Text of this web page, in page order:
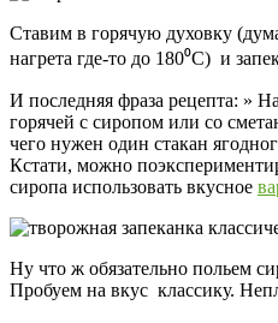
Ставим в горячую духовку
нагрета где-то до 180⁰С) и
И последняя фраза рецепта: »
горячей с сиропом или со
чего нужен один стакан
Кстати, можно
сиропа использовать вкусное
Ну что ж обязательно польем
Пробуем на вкус классику.